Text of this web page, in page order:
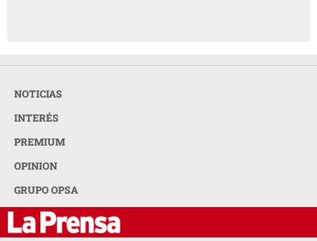
NOTICIAS
INTERÉS
PREMIUM
OPINION
GRUPO OPSA